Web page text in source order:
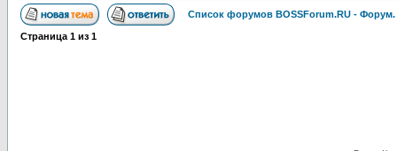
Список форумов BOSSForum.RU -
Страница 1 из 1